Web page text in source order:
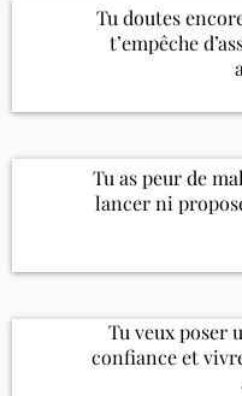
Tu doutes
t’empêche
Tu as peur de
lancer ni
Tu veux poser
confiance et